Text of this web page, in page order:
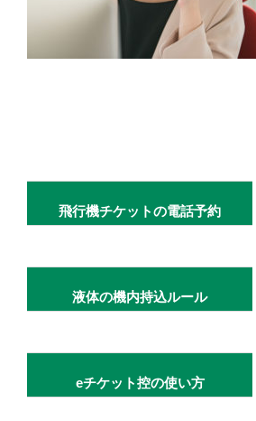
飛行機チケットの電話予約
液体の機内持込ルール
eチケット控の使い方